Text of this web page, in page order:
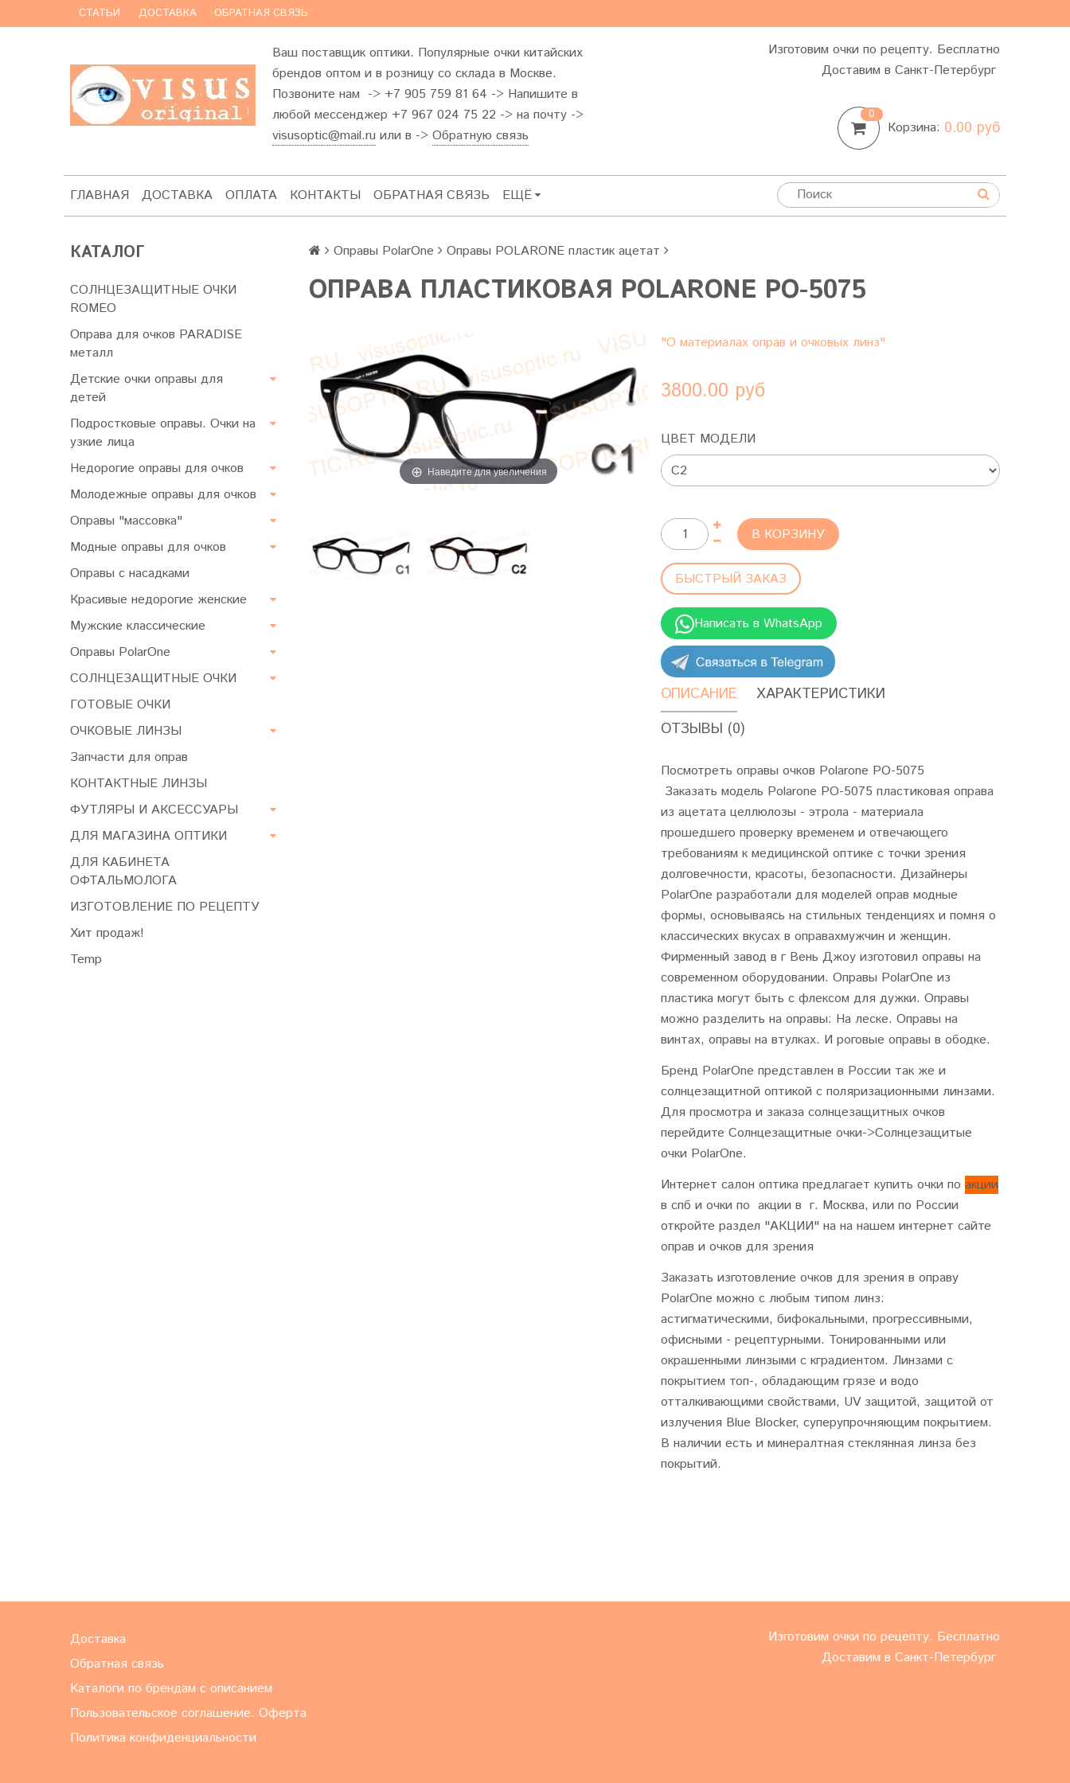
СТАТЬИ ДОСТАВКА ОБРАТНАЯ СВЯЗЬ
Ваш поставщик оптики. Популярные очки китайских
брендов оптом и в розницу со склада в Москве.
Позвоните нам -> +7 905 759 81 64 -> Напишите в
любой мессенджер +7 967 024 75 22 -> на почту ->
visusoptic@mail.ru или в -> Обратную связь
Изготовим очки по рецепту. Бесплатно
Доставим в Санкт-Петербург
0
Корзина: 0.00 руб
ГЛАВНАЯ ДОСТАВКА ОПЛАТА КОНТАКТЫ ОБРАТНАЯ СВЯЗЬ ЕЩЁ
КАТАЛОГ
СОЛНЦЕЗАЩИТНЫЕ ОЧКИ
ROMEO
Оправа для очков PARADISE
металл
Детские очки оправы для
детей
Подростковые оправы. Очки на
узкие лица
Недорогие оправы для очков
Молодежные оправы для очков
Оправы "массовка"
Модные оправы для очков
Оправы с насадками
Красивые недорогие женские
Мужские классические
Оправы PolarOne
СОЛНЦЕЗАЩИТНЫЕ ОЧКИ
ГОТОВЫЕ ОЧКИ
ОЧКОВЫЕ ЛИНЗЫ
Запчасти для оправ
КОНТАКТНЫЕ ЛИНЗЫ
ФУТЛЯРЫ И АКСЕССУАРЫ
ДЛЯ МАГАЗИНА ОПТИКИ
ДЛЯ КАБИНЕТА
ОФТАЛЬМОЛОГА
ИЗГОТОВЛЕНИЕ ПО РЕЦЕПТУ
Хит продаж!
Temp
Оправы PolarOne Оправы POLARONE пластик ацетат
ОПРАВА ПЛАСТИКОВАЯ POLARONE PO-5075
Наведите для увеличения
"О материалах оправ и очковых линз"
3800.00 руб
ЦВЕТ МОДЕЛИ
В КОРЗИНУ
БЫСТРЫЙ ЗАКАЗ
Написать в WhatsApp
ОПИСАНИЕ
ХАРАКТЕРИСТИКИ
ОТЗЫВЫ (0)
Посмотреть оправы очков Polarone PO-5075
Заказать модель Polarone PO-5075 пластиковая оправа
из ацетата целлюлозы - этрола - материала
прошедшего проверку временем и отвечающего
требованиям к медицинской оптике с точки зрения
долговечности, красоты, безопасности. Дизайнеры
PolarOne разработали для моделей оправ модные
формы, основываясь на стильных тенденциях и помня о
классических вкусах в оправахмужчин и женщин.
Фирменный завод в г Вень Джоу изготовил оправы на
современном оборудовании. Оправы PolarOne из
пластика могут быть с флексом для дужки. Оправы
можно разделить на оправы: На леске. Оправы на
винтах, оправы на втулках. И роговые оправы в ободке.
Бренд PolarOne представлен в России так же и
солнцезащитной оптикой c поляризационными линзами.
Для просмотра и заказа солнцезащитных очков
перейдите Солнцезащитные очки->Солнцезащитые
очки PolarOne.
Интернет салон оптика предлагает купить очки по акции
в спб и очки по акции в г. Москва, или по России
откройте раздел "АКЦИИ" на на нашем интернет сайте
оправ и очков для зрения
Заказать изготовление очков для зрения в оправу
PolarOne можно с любым типом линз:
астигматическими, бифокальными, прогрессивными,
офисными - рецептурными. Тонированными или
окрашенными линзыми с кградиентом. Линзами с
покрытием топ-, обладающим грязе и водо
отталкивающими свойствами, UV защитой, защитой от
излучения Blue Blocker, суперупрочняющим покрытием.
В наличии есть и минералтная стеклянная линза без
покрытий.
Доставка
Обратная связь
Каталоги по брендам с описанием
Пользовательское соглашение. Оферта
Политика конфиденциальности
Изготовим очки по рецепту. Бесплатно
Доставим в Санкт-Петербург